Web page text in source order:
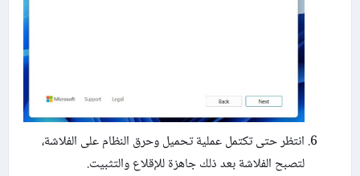
انتظر حتى تكتمل عملية تحميل وحرق النظام على الفلاشة،
لتصبح الفلاشة بعد ذلك جاهزة للإقلاع والتثبيت.